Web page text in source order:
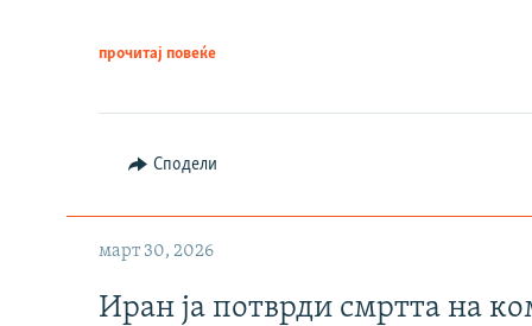
прочитај повеќе
Сподели
март 30, 2026
Иран ја потврди смртта на